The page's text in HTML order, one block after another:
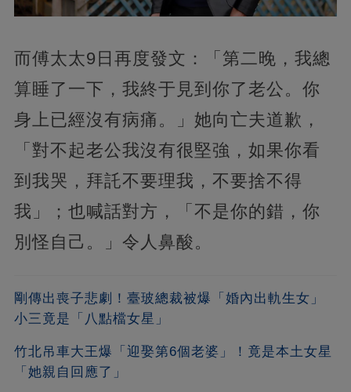
而傅太太9日再度發文：「第二晚，我總
算睡了一下，我終于見到你了老公。你
身上已經沒有病痛。」她向亡夫道歉，
「對不起老公我沒有很堅強，如果你看
到我哭，拜託不要理我，不要捨不得
我」；也喊話對方，「不是你的錯，你
別怪自己。」令人鼻酸。
剛傳出喪子悲劇！臺玻總裁被爆「婚內出軌生女」
小三竟是「八點檔女星」
竹北吊車大王爆「迎娶第6個老婆」！竟是本土女星
「她親自回應了」